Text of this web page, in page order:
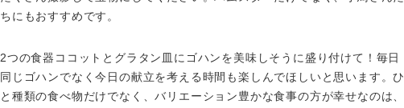
ちにもおすすめです。
2つの食器ココットとグラタン皿にゴハンを美味しそうに盛り付けて！毎日
同じゴハンでなく今日の献立を考える時間も楽しんでほしいと思います。ひ
と種類の食べ物だけでなく、バリエーション豊かな食事の方が幸せなのは、